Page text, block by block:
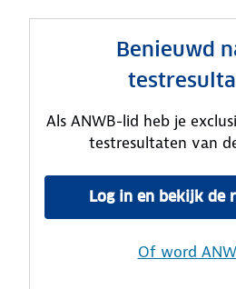
Benieuwd
Als ANWB-lid heb je
testresultaten van
Log in en bekijk de
Of word